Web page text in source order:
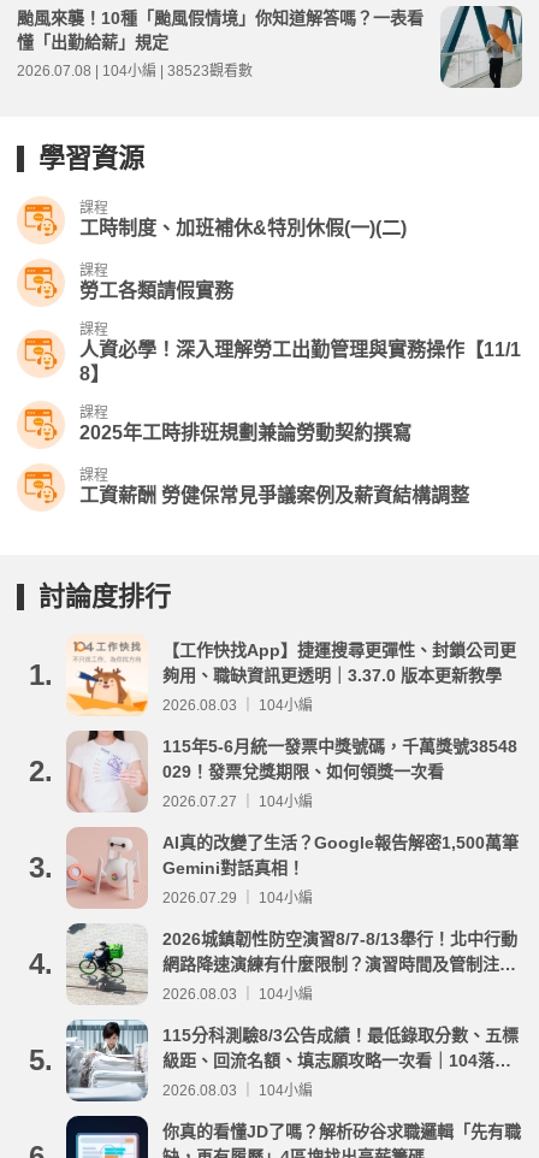
颱風來襲！10種「颱風假情境」你知道解答嗎？一表看
懂「出勤給薪」規定
2026.07.08 | 104小編 | 38523觀看數
學習資源
課程
工時制度、加班補休&特別休假(一)(二)
課程
勞工各類請假實務
課程
人資必學！深入理解勞工出勤管理與實務操作【11/1
8】
課程
2025年工時排班規劃兼論勞動契約撰寫
課程
工資薪酬 勞健保常見爭議案例及薪資結構調整
討論度排行
1.
【工作快找App】捷運搜尋更彈性、封鎖公司更
夠用、職缺資訊更透明｜3.37.0 版本更新教學
2026.08.03 ｜ 104小編
2.
115年5-6月統一發票中獎號碼，千萬獎號38548
029！發票兌獎期限、如何領獎一次看
2026.07.27 ｜ 104小編
3.
AI真的改變了生活？Google報告解密1,500萬筆
Gemini對話真相！
2026.07.29 ｜ 104小編
4.
2026城鎮韌性防空演習8/7-8/13舉行！北中行動
網路降速演練有什麼限制？演習時間及管制注意
事項整理
2026.08.03 ｜ 104小編
5.
115分科測驗8/3公告成績！最低錄取分數、五標
級距、回流名額、填志願攻略一次看｜104落點
分析
2026.08.03 ｜ 104小編
你真的看懂JD了嗎？解析矽谷求職邏輯「先有職